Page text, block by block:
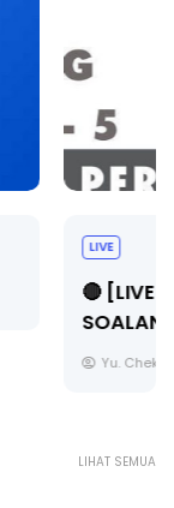
TUNTAS
LIHAT SEMUA